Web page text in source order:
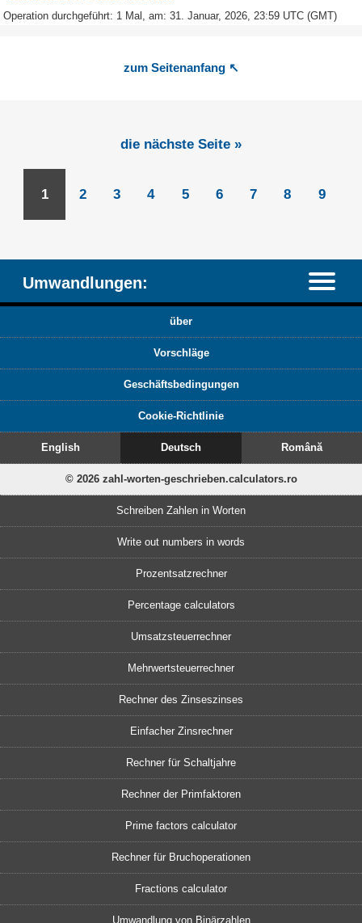
Operation durchgeführt: 1 Mal, am: 31. Januar, 2026, 23:59 UTC (GMT)
zum Seitenanfang ↖
die nächste Seite »
1 2 3 4 5 6 7 8 9
Umwandlungen:
über
Vorschläge
Geschäftsbedingungen
Cookie-Richtlinie
English Deutsch Română
© 2026 zahl-worten-geschrieben.calculators.ro
Schreiben Zahlen in Worten
Write out numbers in words
Prozentsatzrechner
Percentage calculators
Umsatzsteuerrechner
Mehrwertsteuerrechner
Rechner des Zinseszinses
Einfacher Zinsrechner
Rechner für Schaltjahre
Rechner der Primfaktoren
Prime factors calculator
Rechner für Bruchoperationen
Fractions calculator
Umwandlung von Binärzahlen